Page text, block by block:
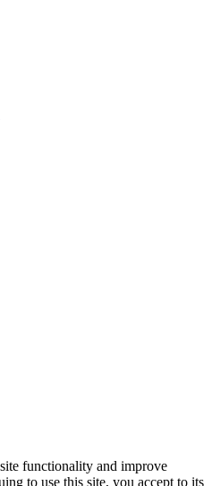
functionality and improve
to use this site, you accept to its